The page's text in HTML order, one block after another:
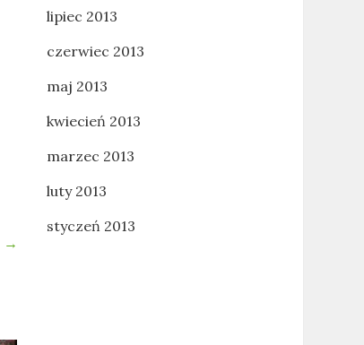
→
lipiec 2013
czerwiec 2013
maj 2013
kwiecień 2013
marzec 2013
luty 2013
styczeń 2013